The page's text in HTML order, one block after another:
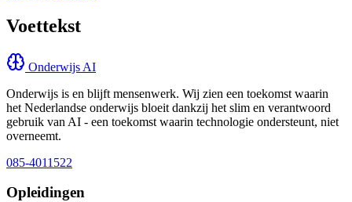
Voettekst
Onderwijs AI
Onderwijs is en blijft mensenwerk. Wij zien een toekomst waarin
het Nederlandse onderwijs bloeit dankzij het slim en verantwoord
gebruik van AI - een toekomst waarin technologie ondersteunt, niet
overneemt.
085-4011522
Opleidingen